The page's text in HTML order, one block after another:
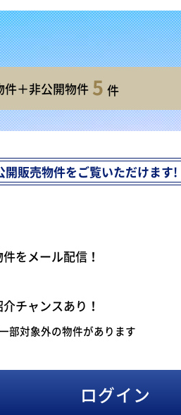
件＋非公開物件 5 件
開販売物件をご覧いただけます!
をメール配信！
チャンスあり！
部対象外の物件があります
ログイン